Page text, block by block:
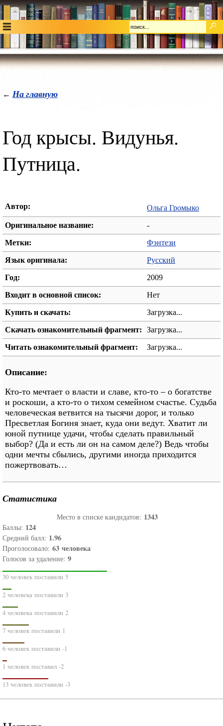
← На главную
Год крысы. Видунья.
Путница.
Автор: Ольга Громыко
Оригинальное название: -
Метки: Фэнтези
Язык оригинала: Русский
Год: 2009
Входит в основной список: Нет
Купить и скачать: Загрузка...
Скачать ознакомительный фрагмент: Загрузка...
Читать ознакомительный фрагмент: Загрузка...
Описание:
Кто-то мечтает о власти и славе, кто-то – о богатстве
и роскоши, а кто-то о тихом семейном счастье. Судьба
человеческая ветвится на тысячи дорог, и только
Пресветлая Богиня знает, куда они ведут. Хватит ли
юной путнице удачи, чтобы сделать правильный
выбор? (Да и есть ли он на самом деле?) Ведь чтобы
одни мечты сбылись, другими иногда приходится
пожертвовать…
Статистика
Место в списке кандидатов: 1343
Баллы: 124
Средний балл: 1.96
Проголосовало: 63 человека
Голосов за удаление: 9
30 человек поставили 5
2 человека поставили 3
4 человека поставили 2
7 человек поставили 1
6 человек поставили -1
1 человек поставил -2
13 человек поставили -3